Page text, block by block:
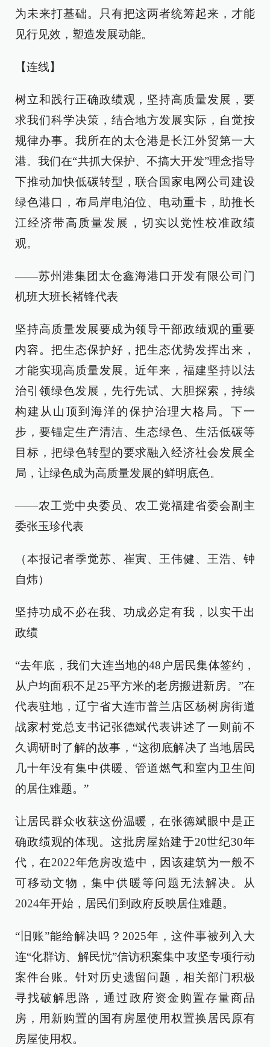
为未来打基础。只有把这两者统筹起来，才能
见行见效，塑造发展动能。
【连线】
树立和践行正确政绩观，坚持高质量发展，要
求我们科学决策，结合地方发展实际，自觉按
规律办事。我所在的太仓港是长江外贸第一大
港。我们在“共抓大保护、不搞大开发”理念指导
下推动加快低碳转型，联合国家电网公司建设
绿色港口，布局岸电泊位、电动重卡，助推长
江经济带高质量发展，切实以党性校准政绩
观。
——苏州港集团太仓鑫海港口开发有限公司门
机班大班长褚锋代表
坚持高质量发展要成为领导干部政绩观的重要
内容。把生态保护好，把生态优势发挥出来，
才能实现高质量发展。近年来，福建坚持以法
治引领绿色发展，先行先试、大胆探索，持续
构建从山顶到海洋的保护治理大格局。下一
步，要锚定生产清洁、生态绿色、生活低碳等
目标，把绿色转型的要求融入经济社会发展全
局，让绿色成为高质量发展的鲜明底色。
——农工党中央委员、农工党福建省委会副主
委张玉珍代表
（本报记者季觉苏、崔寅、王伟健、王浩、钟
自炜）
坚持功成不必在我、功成必定有我，以实干出
政绩
“去年底，我们大连当地的48户居民集体签约，
从户均面积不足25平方米的老房搬进新房。”在
代表驻地，辽宁省大连市普兰店区杨树房街道
战家村党总支书记张德斌代表讲述了一则前不
久调研时了解的故事，“这彻底解决了当地居民
几十年没有集中供暖、管道燃气和室内卫生间
的居住难题。”
让居民群众收获这份温暖，在张德斌眼中是正
确政绩观的体现。这批房屋始建于20世纪30年
代，在2022年危房改造中，因该建筑为一般不
可移动文物，集中供暖等问题无法解决。从
2024年开始，居民们到政府反映居住难题。
“旧账”能给解决吗？2025年，这件事被列入大
连“化群访、解民忧”信访积案集中攻坚专项行动
案件台账。针对历史遗留问题，相关部门积极
寻找破解思路，通过政府资金购置存量商品
房，用新购置的国有房屋使用权置换居民原有
房屋使用权。